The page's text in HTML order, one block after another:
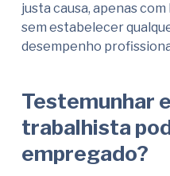
justa causa, apenas
sem estabelecer
desempenho
Testemunhar
trabalhista
empregado?